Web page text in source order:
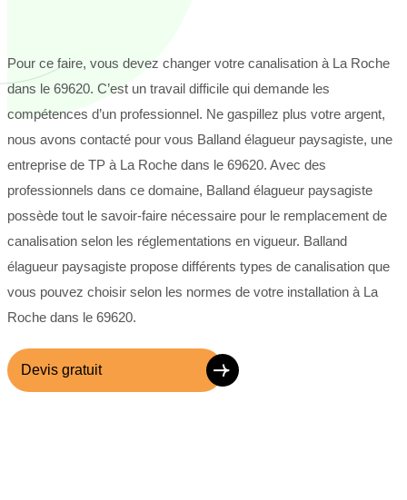
Pour ce faire, vous devez changer votre canalisation à La Roche
dans le 69620. C’est un travail difficile qui demande les
compétences d’un professionnel. Ne gaspillez plus votre argent,
nous avons contacté pour vous Balland élagueur paysagiste, une
entreprise de TP à La Roche dans le 69620. Avec des
professionnels dans ce domaine, Balland élagueur paysagiste
possède tout le savoir-faire nécessaire pour le remplacement de
canalisation selon les réglementations en vigueur. Balland
élagueur paysagiste propose différents types de canalisation que
vous pouvez choisir selon les normes de votre installation à La
Roche dans le 69620.
Devis gratuit